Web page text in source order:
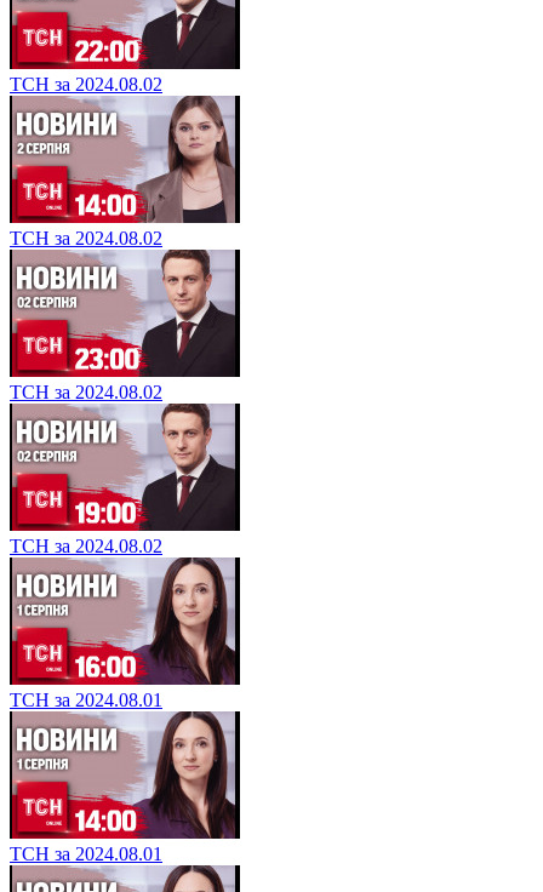
ТСН за 2024.08.02
ТСН за 2024.08.02
ТСН за 2024.08.02
ТСН за 2024.08.02
ТСН за 2024.08.01
ТСН за 2024.08.01